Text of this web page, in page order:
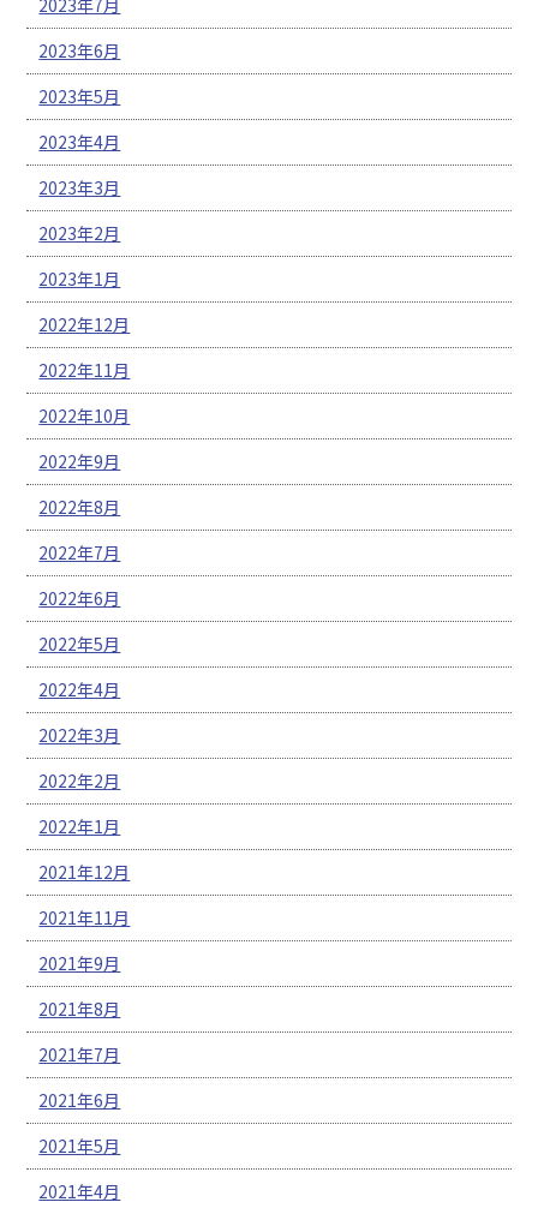
2023年6月
2023年5月
2023年4月
2023年3月
2023年2月
2023年1月
2022年12月
2022年11月
2022年10月
2022年9月
2022年8月
2022年7月
2022年6月
2022年5月
2022年4月
2022年3月
2022年2月
2022年1月
2021年12月
2021年11月
2021年9月
2021年8月
2021年7月
2021年6月
2021年5月
2021年4月